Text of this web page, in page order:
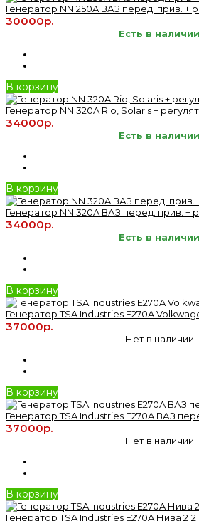
Генератор NN 250A ВАЗ перед. прив. +
30000р.
Есть в наличии
В корзину
Генератор NN 320A Rio, Solaris +
34000р.
Есть в наличии
В корзину
Генератор NN 320A ВАЗ перед. прив. +
34000р.
Есть в наличии
В корзину
Генератор TSA Industries E270A
37000р.
Нет в наличии
В корзину
Генератор TSA Industries E270A ВАЗ
37000р.
Нет в наличии
В корзину
Генератор TSA Industries E270A Нива